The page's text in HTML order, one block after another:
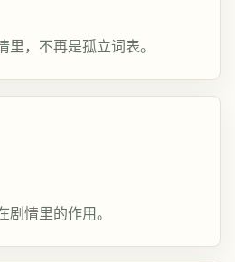
里，不再是孤立词表。
情里的作用。